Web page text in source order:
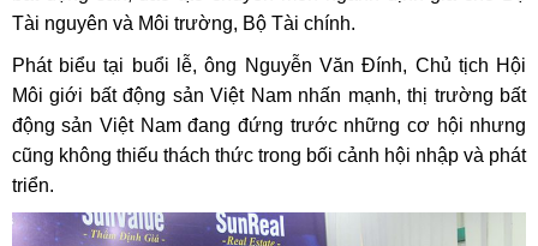
Tài nguyên và Môi trường, Bộ Tài chính.
Phát biểu tại buổi lễ, ông Nguyễn Văn Đính, Chủ tịch Hội
Môi giới bất động sản Việt Nam nhấn mạnh, thị trường bất
động sản Việt Nam đang đứng trước những cơ hội nhưng
cũng không thiếu thách thức trong bối cảnh hội nhập và phát
triển.